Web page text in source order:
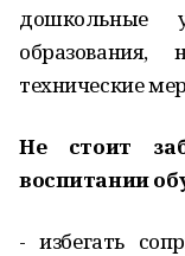
дошкольные
образования,
технические
Не стоит
воспитании
- избегать